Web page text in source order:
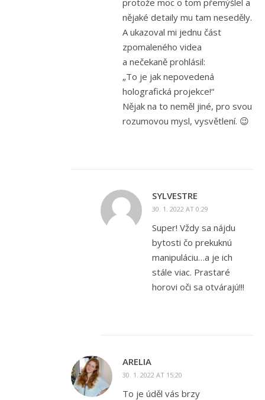
nějaké detaily mu tam neseděly.
A ukazoval mi jednu část
zpomaleného videa
a nečekaně prohlásil:
„To je jak nepovedená
holografická projekce!“
Nějak na to neměl jiné, pro svou
rozumovou mysl, vysvětlení. 😉
SYLVESTRE
30. 1. 2022 AT 0:29
Super! Vždy sa nájdu
bytosti čo prekuknú
manipuláciu…a je ich
stále viac. Prastaré
horovi oči sa otvárajú!!!
ARELIA
30. 1. 2022 AT 15:20
To je úděl vás brzy